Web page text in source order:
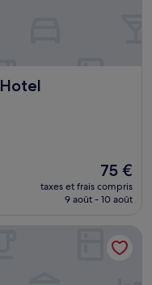
Le
nouveau
prix
de
75 €
75 €
taxes et frais compris
9 août - 10 août